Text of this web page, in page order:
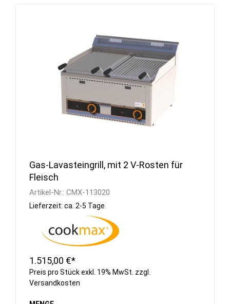
Gas-Lavasteingrill, mit 2 V-Rosten für
Fleisch
Artikel-Nr.: CMX-113020
Lieferzeit: ca. 2-5 Tage
1.515,00 €*
Preis pro Stück exkl. 19% MwSt. zzgl.
Versandkosten